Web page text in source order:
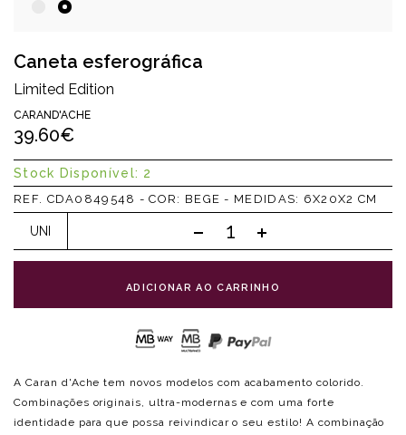
Caneta esferográfica
Limited Edition
CARAND'ACHE
39.60€
Stock Disponível: 2
REF. CDA0849548 - COR: BEGE - MEDIDAS: 6X20X2 CM
UNI
ADICIONAR AO CARRINHO
A Caran d'Ache tem novos modelos com acabamento colorido.
Combinações originais, ultra-modernas e com uma forte
identidade para que possa reivindicar o seu estilo! A combinação